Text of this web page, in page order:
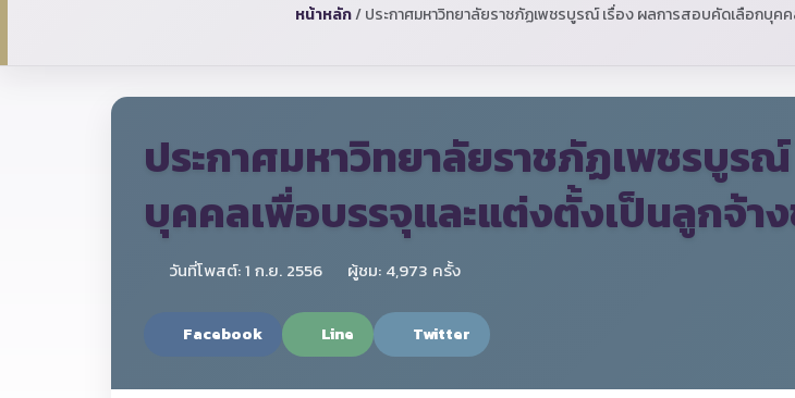
หน้าหลัก/ประกาศมหาวิทยาลัยราชภัฏเพชรบูรณ์ เรื่อง ผลการสอบคัดเลือกบุ
ประกาศมหาวิทยาลัยราชภัฏเพชรบูร
บุคคลเพื่อบรรจุและแต่งตั้งเป็นลูกจ้
วันที่โพสต์: 1 ก.ย. 2556 ผู้ชม: 4,973 ครั้ง
Facebook Line Twitter